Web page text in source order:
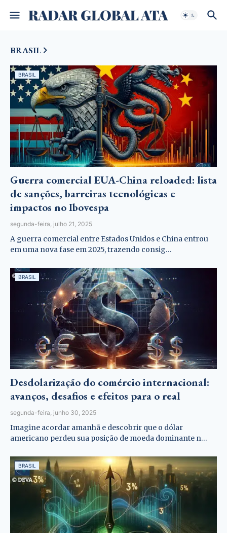
BRASIL
BRASIL
Guerra comercial EUA-China reloaded: lista
de sanções, barreiras tecnológicas e
impactos no Ibovespa
segunda-feira, julho 21, 2025
A guerra comercial entre Estados Unidos e China entrou
em uma nova fase em 2025, trazendo consig…
BRASIL
Desdolarização do comércio internacional:
avanços, desafios e efeitos para o real
segunda-feira, junho 30, 2025
Imagine acordar amanhã e descobrir que o dólar
americano perdeu sua posição de moeda dominante n…
BRASIL